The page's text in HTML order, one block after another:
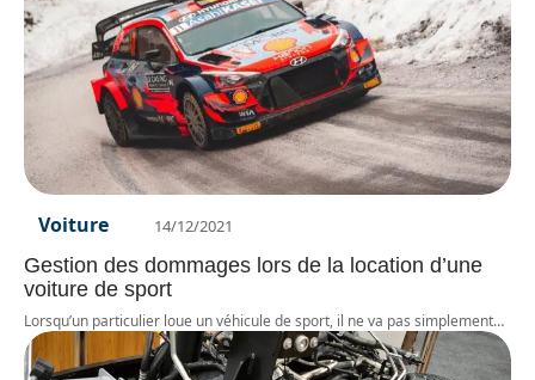
Voiture 14/12/2021
Gestion des dommages lors de la location d’une
voiture de sport
Lorsqu’un particulier loue un véhicule de sport, il ne va pas simplement…